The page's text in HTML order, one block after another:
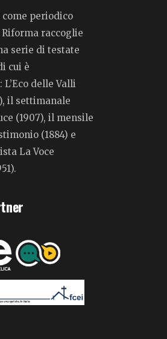
come periodico
raccoglie
serie di testate
cui è
L’Eco delle Valli
il settimanale
(1907), il mensile
(1884) e
La Voce